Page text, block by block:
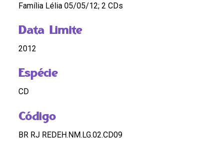
Família Lélia 05/05/12; 2 CDs
Data Limite
2012
Espécie
CD
Código
BR RJ REDEH.NM.LG.02.CD09